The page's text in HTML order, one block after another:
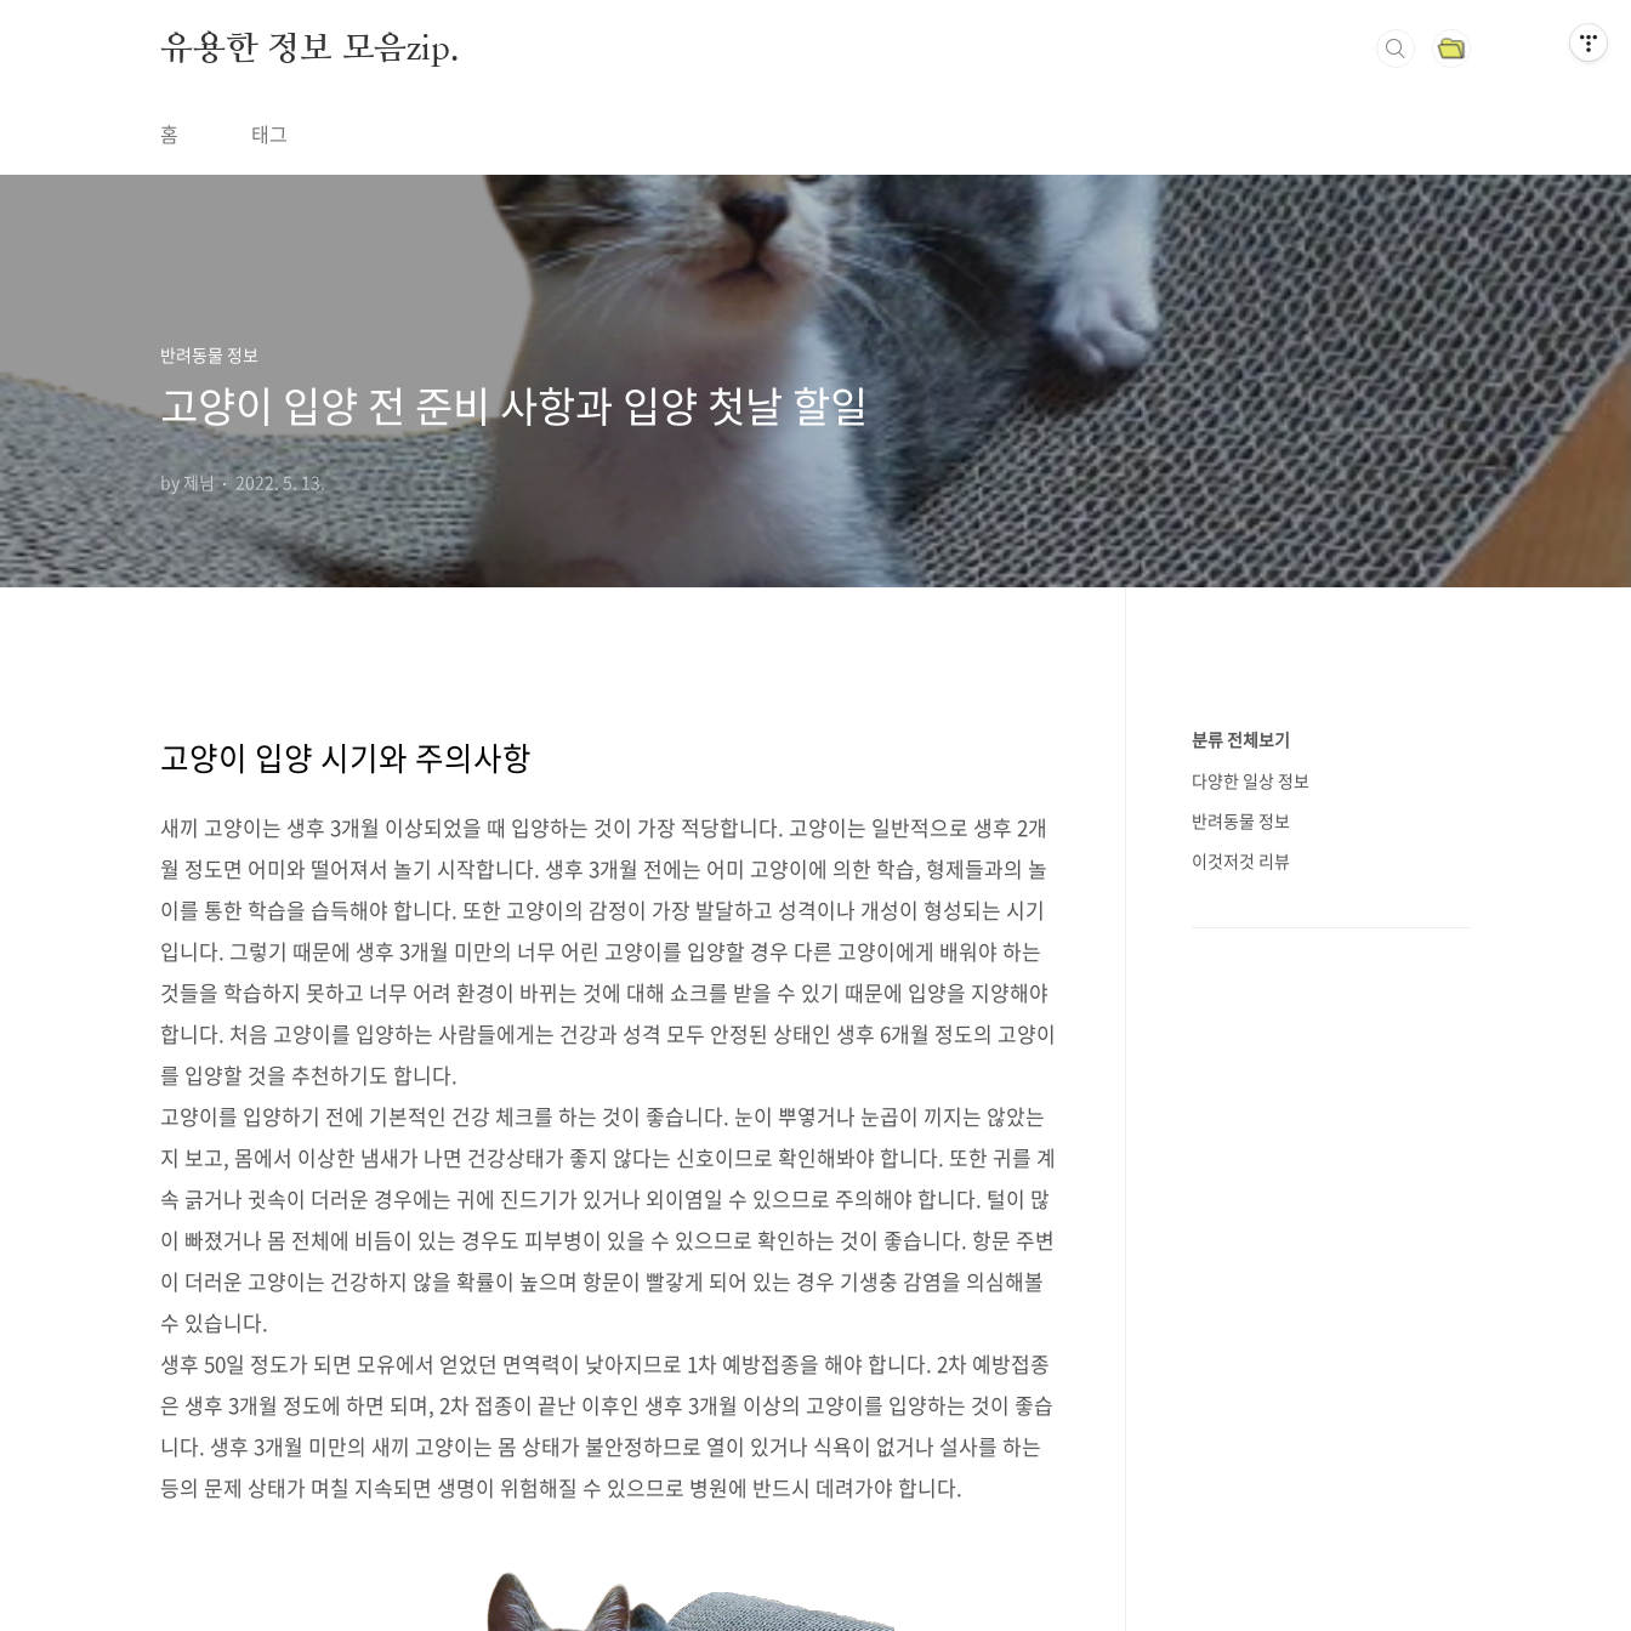
유용한 정보 모음zip.
홈 태그
반려동물 정보
고양이 입양 전 준비 사항과 입양 첫날 할일
by 제님 2022. 5. 13.
고양이 입양 시기와 주의사항
새끼 고양이는 생후 3개월 이상되었을 때 입양하는 것이 가장 적당합니다. 고양이는 일반적으로 생후 2개
월 정도면 어미와 떨어져서 놀기 시작합니다. 생후 3개월 전에는 어미 고양이에 의한 학습, 형제들과의 놀
이를 통한 학습을 습득해야 합니다. 또한 고양이의 감정이 가장 발달하고 성격이나 개성이 형성되는 시기
입니다. 그렇기 때문에 생후 3개월 미만의 너무 어린 고양이를 입양할 경우 다른 고양이에게 배워야 하는
것들을 학습하지 못하고 너무 어려 환경이 바뀌는 것에 대해 쇼크를 받을 수 있기 때문에 입양을 지양해야
합니다. 처음 고양이를 입양하는 사람들에게는 건강과 성격 모두 안정된 상태인 생후 6개월 정도의 고양이
를 입양할 것을 추천하기도 합니다.
고양이를 입양하기 전에 기본적인 건강 체크를 하는 것이 좋습니다. 눈이 뿌옇거나 눈곱이 끼지는 않았는
지 보고, 몸에서 이상한 냄새가 나면 건강상태가 좋지 않다는 신호이므로 확인해봐야 합니다. 또한 귀를 계
속 긁거나 귓속이 더러운 경우에는 귀에 진드기가 있거나 외이염일 수 있으므로 주의해야 합니다. 털이 많
이 빠졌거나 몸 전체에 비듬이 있는 경우도 피부병이 있을 수 있으므로 확인하는 것이 좋습니다. 항문 주변
이 더러운 고양이는 건강하지 않을 확률이 높으며 항문이 빨갛게 되어 있는 경우 기생충 감염을 의심해볼
수 있습니다.
생후 50일 정도가 되면 모유에서 얻었던 면역력이 낮아지므로 1차 예방접종을 해야 합니다. 2차 예방접종
은 생후 3개월 정도에 하면 되며, 2차 접종이 끝난 이후인 생후 3개월 이상의 고양이를 입양하는 것이 좋습
니다. 생후 3개월 미만의 새끼 고양이는 몸 상태가 불안정하므로 열이 있거나 식욕이 없거나 설사를 하는
등의 문제 상태가 며칠 지속되면 생명이 위험해질 수 있으므로 병원에 반드시 데려가야 합니다.
분류 전체보기
다양한 일상 정보
반려동물 정보
이것저것 리뷰